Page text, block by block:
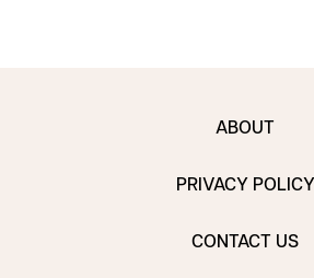
ABOUT
PRIVACY POLICY
CONTACT US